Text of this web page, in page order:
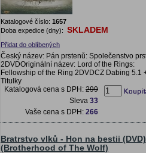
Katalogové číslo: 1657
Doba expedice (dny): SKLADEM
Přidat do oblíbených
Český název: Pán prstenů: Společenstvo
2DVDOriginální název: Lord of the Rings:
Fellowship of the Ring 2DVDCZ Dabing 5.1
Titulky
Katalogová cena s DPH: 299
Sleva 33
Vaše cena s DPH: 266
Bratrstvo vlků - Hon na bestii (DVD)
(Brotherhood of The Wolf)